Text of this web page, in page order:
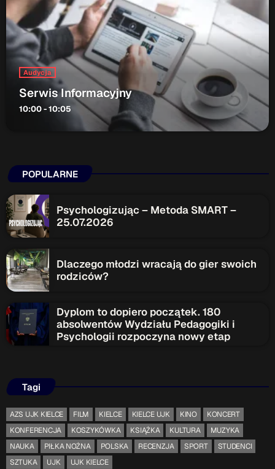
Audycja
Serwis Informacyjny
10:00 - 10:05
POPULARNE
Psychologizując – Metoda SMART –
25.07.2026
Dlaczego młodzi wracają do gier swoich
rodziców?
Dyplom to dopiero początek. 180
absolwentów Wydziału Pedagogiki i
Psychologii rozpoczyna nowy etap
Tagi
AZS UJK KIELCE FILM KIELCE KIELCE UJK KINO
KONCERT
KONFERENCJA
KOSZYKÓWKA KSIĄŻKA KULTURA
MUZYKA
NAUKA
PIŁKA NOŻNA POLSKA RECENZJA SPORT
STUDENCI
SZTUKA
UJK
UJK KIELCE